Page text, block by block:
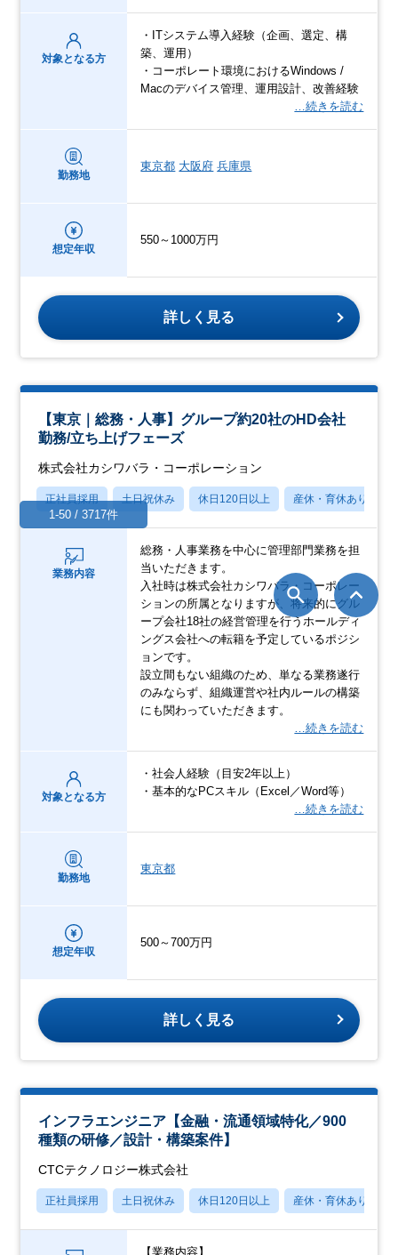
対象となる方
・ITシステム導入経験（企画、選定、構
築、運用）
・コーポレート環境におけるWindows /
Macのデバイス管理、運用設計、改善経験
…続きを読む
勤務地
東京都 大阪府 兵庫県
想定年収
550～1000万円
詳しく見る
【東京｜総務・人事】グループ約20社のHD会社
勤務/立ち上げフェーズ
株式会社カシワバラ・コーポレーション
正社員採用 土日祝休み 休日120日以上 産休・育休あり
業務内容
総務・人事業務を中心に管理部門業務を担
当いただきます。
入社時は株式会社カシワバラ・コーポレー
ションの所属となりますが、将来的にグル
ープ会社18社の経営管理を行うホールディ
ングス会社への転籍を予定しているポジシ
ョンです。
設立間もない組織のため、単なる業務遂行
のみならず、組織運営や社内ルールの構築
にも関わっていただきます。
…続きを読む
対象となる方
・社会人経験（目安2年以上）
・基本的なPCスキル（Excel／Word等）
…続きを読む
勤務地
東京都
想定年収
500～700万円
詳しく見る
インフラエンジニア【金融・流通領域特化／900
種類の研修／設計・構築案件】
CTCテクノロジー株式会社
正社員採用 土日祝休み 休日120日以上 産休・育休あり
【業務内容】
1-50 / 3717件